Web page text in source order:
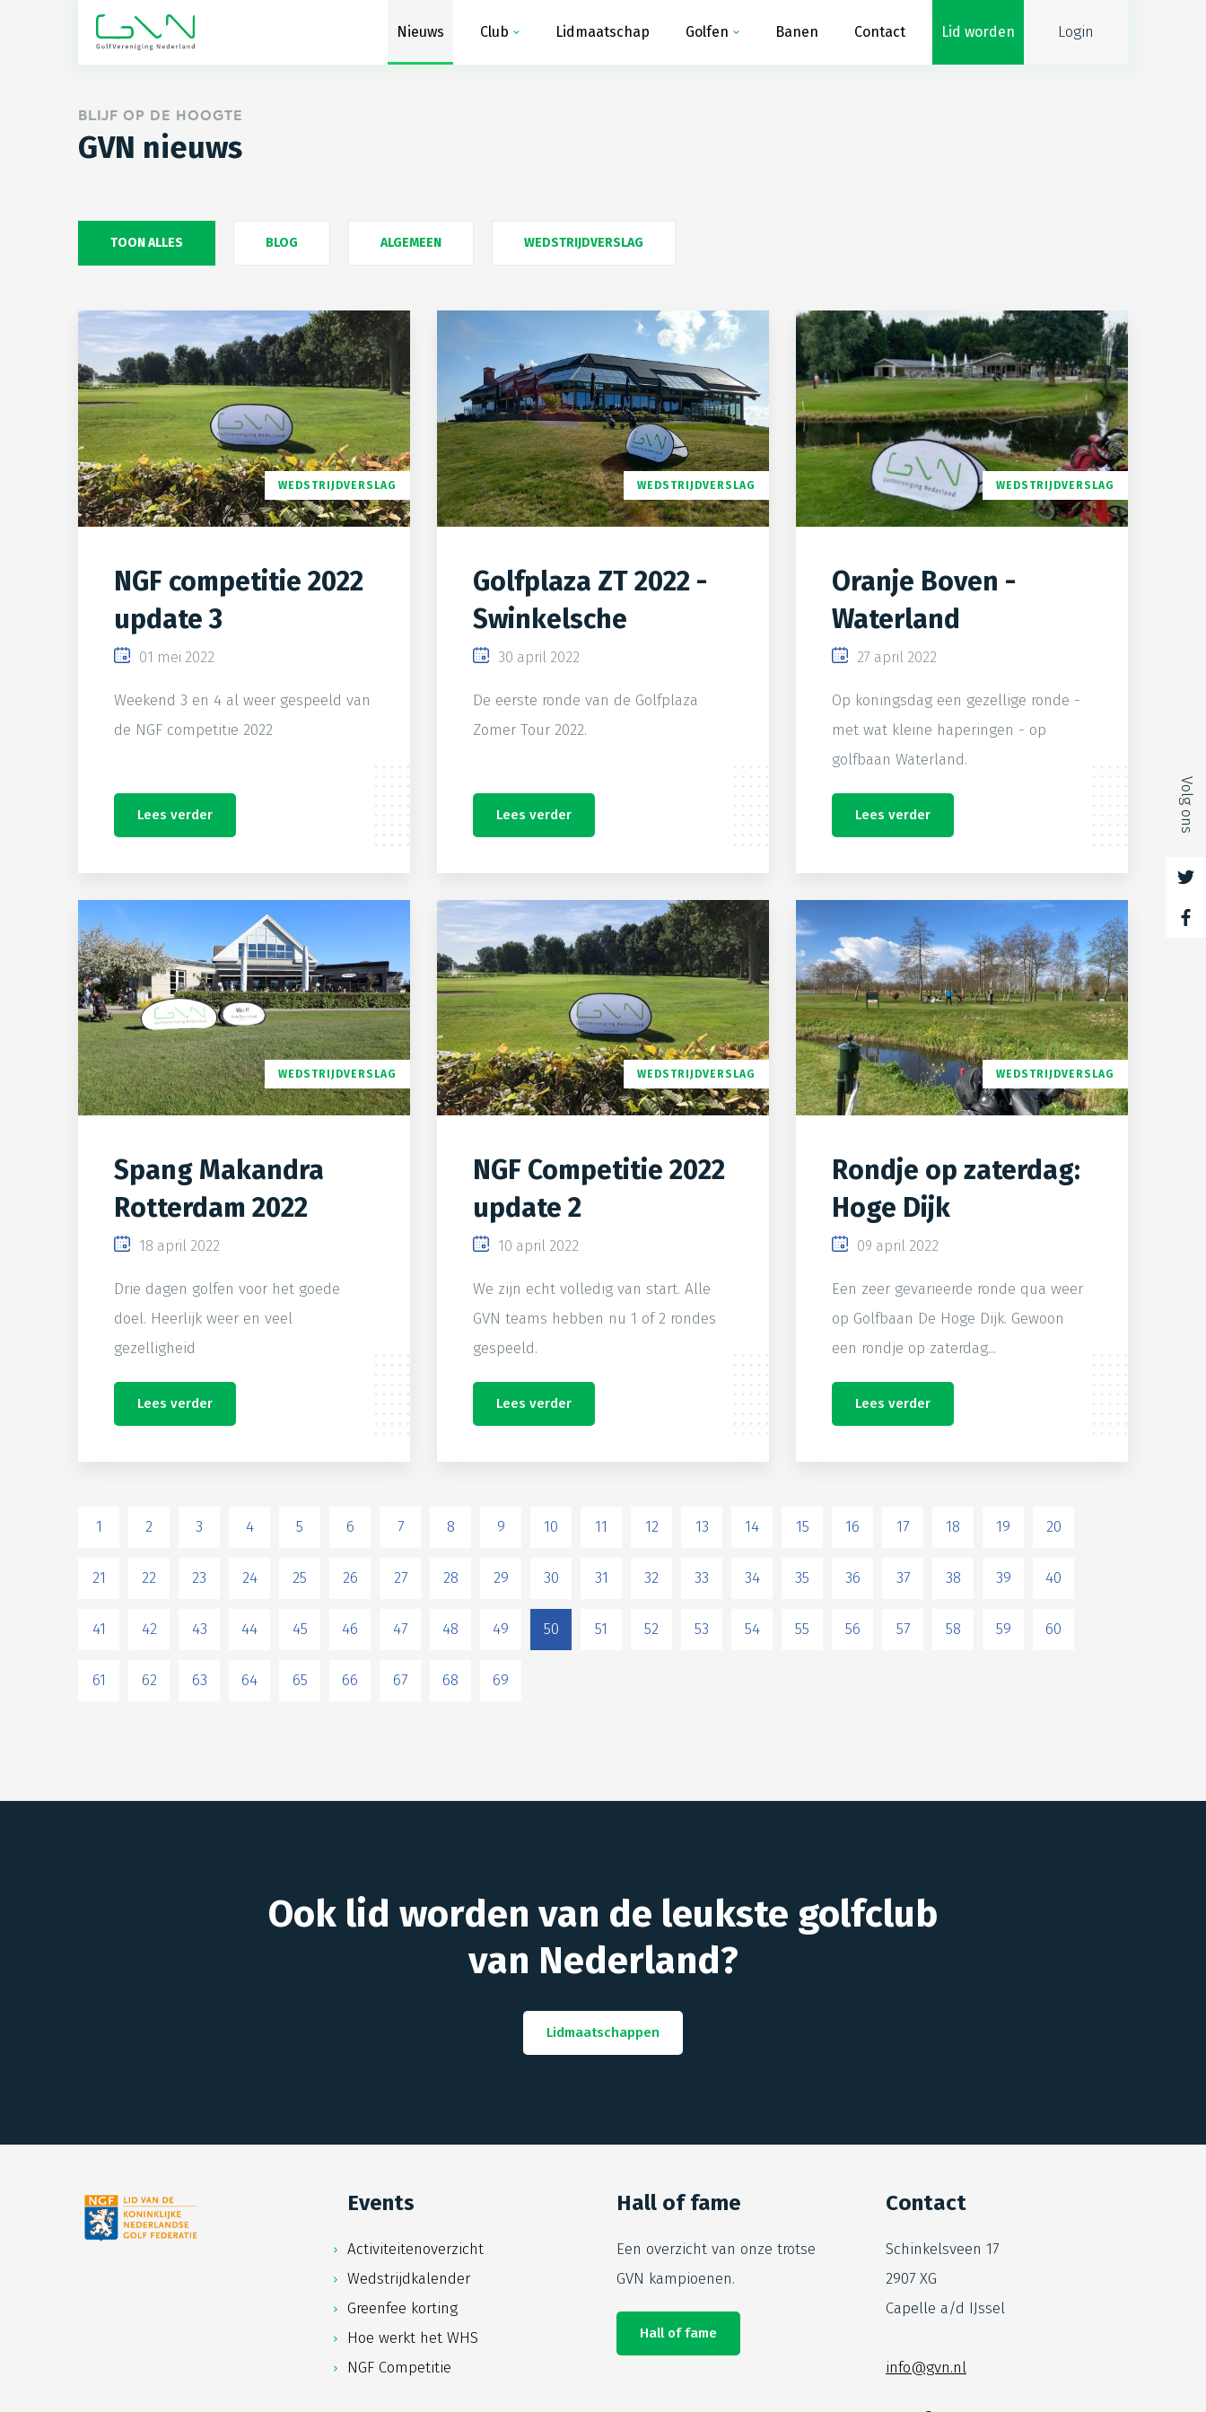
Nieuws Club Lidmaatschap Golfen Banen Contact Lid worden Login
Volg ons
BLIJF OP DE HOOGTE
GVN nieuws
TOON ALLES BLOG ALGEMEEN WEDSTRIJDVERSLAG
WEDSTRIJDVERSLAG
NGF competitie 2022
update 3
01 mei 2022
Weekend 3 en 4 al weer gespeeld van
de NGF competitie 2022
Lees verder
WEDSTRIJDVERSLAG
Golfplaza ZT 2022 -
Swinkelsche
30 april 2022
De eerste ronde van de Golfplaza
Zomer Tour 2022.
Lees verder
WEDSTRIJDVERSLAG
Oranje Boven -
Waterland
27 april 2022
Op koningsdag een gezellige ronde -
met wat kleine haperingen - op
golfbaan Waterland.
Lees verder
WEDSTRIJDVERSLAG
Spang Makandra
Rotterdam 2022
18 april 2022
Drie dagen golfen voor het goede
doel. Heerlijk weer en veel
gezelligheid
Lees verder
WEDSTRIJDVERSLAG
NGF Competitie 2022
update 2
10 april 2022
We zijn echt volledig van start. Alle
GVN teams hebben nu 1 of 2 rondes
gespeeld.
Lees verder
WEDSTRIJDVERSLAG
Rondje op zaterdag:
Hoge Dijk
09 april 2022
Een zeer gevarieerde ronde qua weer
op Golfbaan De Hoge Dijk. Gewoon
een rondje op zaterdag...
Lees verder
1 2 3 4 5 6 7 8 9 10 11 12 13 14 15 16 17 18 19 20
21 22 23 24 25 26 27 28 29 30 31 32 33 34 35 36 37 38 39 40
41 42 43 44 45 46 47 48 49 50 51 52 53 54 55 56 57 58 59 60
61 62 63 64 65 66 67 68 69
Ook lid worden van de leukste golfclub
van Nederland?
Lidmaatschappen
Events
Activiteitenoverzicht
Wedstrijdkalender
Greenfee korting
Hoe werkt het WHS
NGF Competitie
Hall of fame
Een overzicht van onze trotse
GVN kampioenen.
Hall of fame
Contact
Schinkelsveen 17
2907 XG
Capelle a/d IJssel
info@gvn.nl